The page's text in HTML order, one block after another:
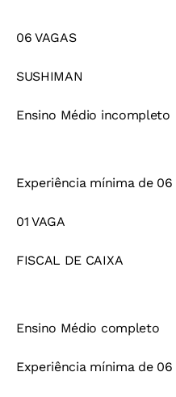
06 VAGAS
SUSHIMAN
Ensino Médio incompleto
Experiência mínima de
01 VAGA
FISCAL DE CAIXA
Ensino Médio completo
Experiência mínima de